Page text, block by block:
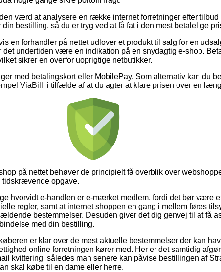
værd at analysere en række internet forretninger efter tilbud
bestilling, så du er tryg ved at få fat i den mest betalelige
en forhandler på nettet udlover et produkt til salg for en
det undertiden være en indikation på en snydagtig e-shop.
sikrer en overfor uoprigtige netbutikker.
med betalingskort eller MobilePay. Som alternativ kan du
ViaBill, i tilfælde af at du agter at klare prisen over en
på nettet behøver de principielt få overblik over
opgave.
hvorvidt e-handlen er e-mærket medlem, fordi det bør være
regler, samt at internet shoppen en gang i mellem føres
bestemmelser. Desuden giver det dig genvej til at få
med din bestilling.
er klar over de mest aktuelle bestemmelser der kan
online forretningen kører med. Her er det samtidig
kvittering, således man senere kan påvise bestillingen af
skal købe til en dame eller herre.